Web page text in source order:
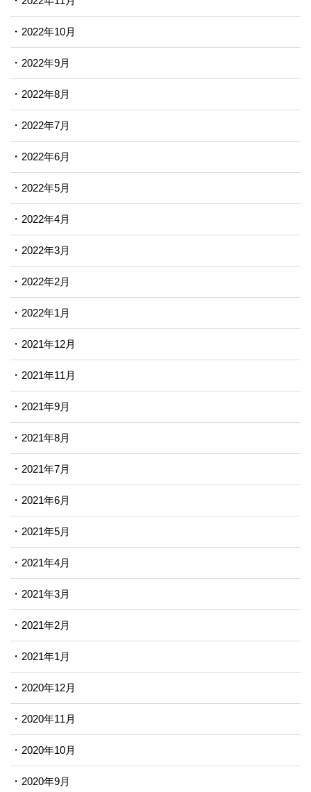
2022年10月
2022年9月
2022年8月
2022年7月
2022年6月
2022年5月
2022年4月
2022年3月
2022年2月
2022年1月
2021年12月
2021年11月
2021年9月
2021年8月
2021年7月
2021年6月
2021年5月
2021年4月
2021年3月
2021年2月
2021年1月
2020年12月
2020年11月
2020年10月
2020年9月